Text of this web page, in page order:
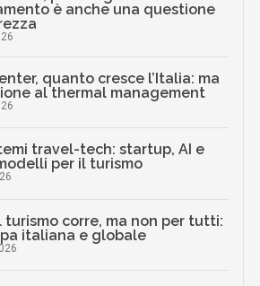
è anche una questione
quanto cresce l’Italia: ma
al thermal management
travel-tech: startup, AI e
per il turismo
turismo corre, ma non per tutti:
italiana e globale